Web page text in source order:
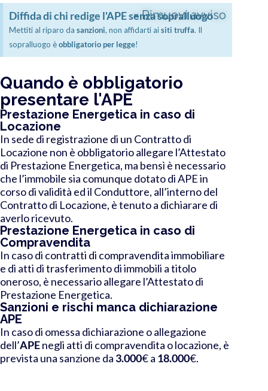
Diffida di chi redige l'APE senza sopralluogo
Mettiti al riparo da sanzioni, non affidarti aisiti truffa. Il
sopralluogo èobbligatorio per legge!
× Rimuovi avviso
Quando è obbligatorio
presentare l'APE
Prestazione Energetica in caso di
Locazione
In sede di registrazione di un Contratto di
Locazione non è obbligatorio allegare l’Attestato
di Prestazione Energetica, ma bensì è necessario
che l’immobile sia comunque dotato di APE in
corso di validità ed il Conduttore, all’interno del
Contratto di Locazione, è tenuto a dichiarare di
averlo ricevuto.
Prestazione Energetica in caso di
Compravendita
In caso di contratti di compravendita immobiliare
e di atti di trasferimento di immobili a titolo
oneroso, è necessario allegare l’Attestato di
Prestazione Energetica.
Sanzioni e rischi manca dichiarazione
APE
In caso di omessa dichiarazione o allegazione
dell’APEnegli atti di compravendita o locazione, è
prevista una sanzione da 3.000€ a 18.000€.